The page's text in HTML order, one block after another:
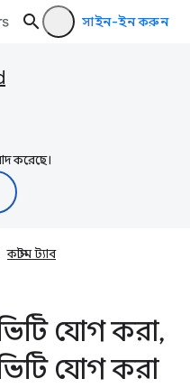
সাইন-ইন করুন
করেছে।
কাস্টম ট্যাব
যোগ করা,
যোগ করা